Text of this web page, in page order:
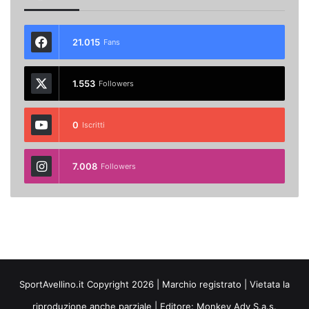
21.015 Fans
1.553 Followers
0 Iscritti
7.008 Followers
SportAvellino.it Copyright 2026 | Marchio registrato | Vietata la
riproduzione anche parziale | Editore: Monkey Adv S.a.s.